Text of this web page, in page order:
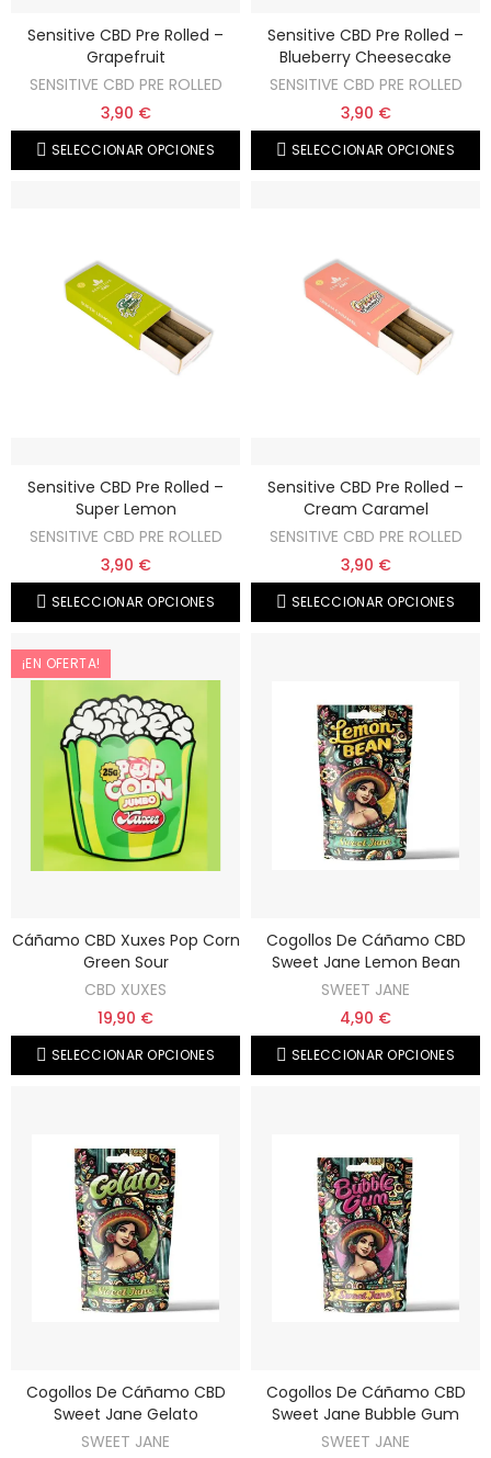
Sensitive CBD Pre Rolled –
Grapefruit
SENSITIVE CBD PRE ROLLED
3,90 €
SELECCIONAR OPCIONES
Sensitive CBD Pre Rolled –
Blueberry Cheesecake
SENSITIVE CBD PRE ROLLED
3,90 €
SELECCIONAR OPCIONES
Sensitive CBD Pre Rolled –
Super Lemon
SENSITIVE CBD PRE ROLLED
3,90 €
SELECCIONAR OPCIONES
Sensitive CBD Pre Rolled –
Cream Caramel
SENSITIVE CBD PRE ROLLED
3,90 €
SELECCIONAR OPCIONES
¡EN OFERTA!
Cáñamo CBD Xuxes Pop Corn
Green Sour
CBD XUXES
19,90 €
SELECCIONAR OPCIONES
Cogollos De Cáñamo CBD
Sweet Jane Lemon Bean
SWEET JANE
4,90 €
SELECCIONAR OPCIONES
Cogollos De Cáñamo CBD
Sweet Jane Gelato
SWEET JANE
Cogollos De Cáñamo CBD
Sweet Jane Bubble Gum
SWEET JANE